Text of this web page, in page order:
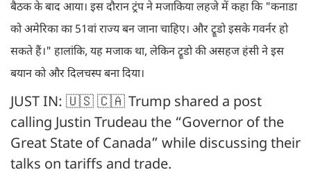
बैठक के बाद आया। इस दौरान ट्रंप ने मजाकिया लहजे में कहा कि "कनाडा
को अमेरिका का 51वां राज्य बन जाना चाहिए। और ट्रूडो इसके गवर्नर हो
सकते हैं।" हालांकि, यह मजाक था, लेकिन ट्रूडो की असहज हंसी ने इस
बयान को और दिलचस्प बना दिया।
JUST IN: 🇺🇸 🇨🇦 Trump shared a post
calling Justin Trudeau the “Governor of the
Great State of Canada” while discussing their
talks on tariffs and trade.